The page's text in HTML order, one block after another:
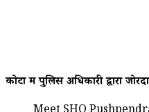
कोटा में पुलिस अधिकारी द्वारा